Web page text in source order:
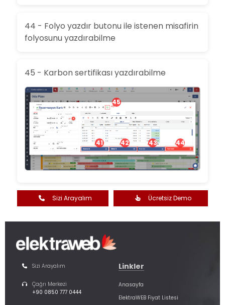
44 - Folyo yazdır butonu ile istenen misafirin
folyosunu yazdırabilme
45 - Karbon sertifikası yazdırabilme
41 42 43 44
45
Sizi Arayalım Ücretsiz Demo
Sizi Arayalım
Çağrı Merkezi
+90 0850 777 0444
Linkler
Anasayfa
ElektraWEB Fiyat Listesi